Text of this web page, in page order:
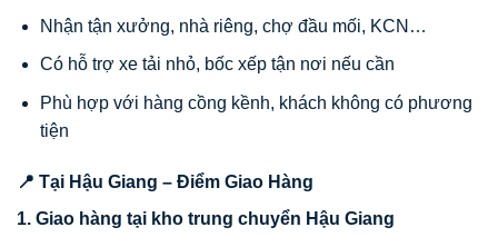
Nhận tận xưởng, nhà riêng, chợ đầu mối, KCN…
Có hỗ trợ xe tải nhỏ, bốc xếp tận nơi nếu cần
Phù hợp với hàng cồng kềnh, khách không có phương
tiện
📍 Tại Hậu Giang – Điểm Giao Hàng
1. Giao hàng tại kho trung chuyển Hậu Giang